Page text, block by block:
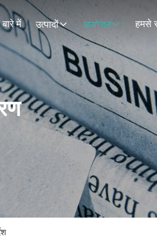
बारे में उत्पादों आयोजन हमसे